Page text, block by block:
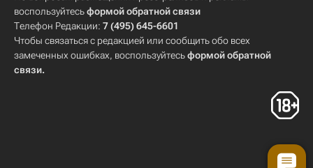
воспользуйтесьформой обратной связи
Телефон Редакции: 7 (495) 645-6601
Чтобы связаться с редакцией или сообщить обо всех
замеченных ошибках, воспользуйтесьформой обратной
связи.